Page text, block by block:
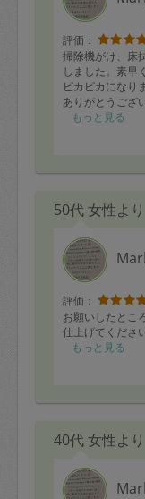
評価：
掃除機がけ、床
しました。素早
ピカピカになり
ありがとうござ
もっと見る
50代 女性より
評価：
お願いしたとこ
仕上げてくださ
もっと見る
40代 女性より